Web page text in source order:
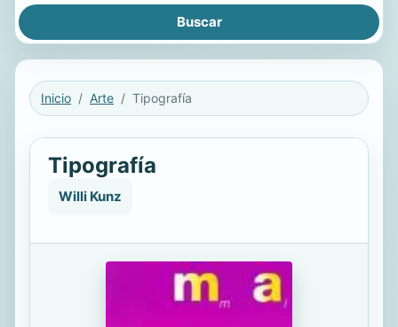
Inicio Arte Tipografía
Tipografía
Willi Kunz